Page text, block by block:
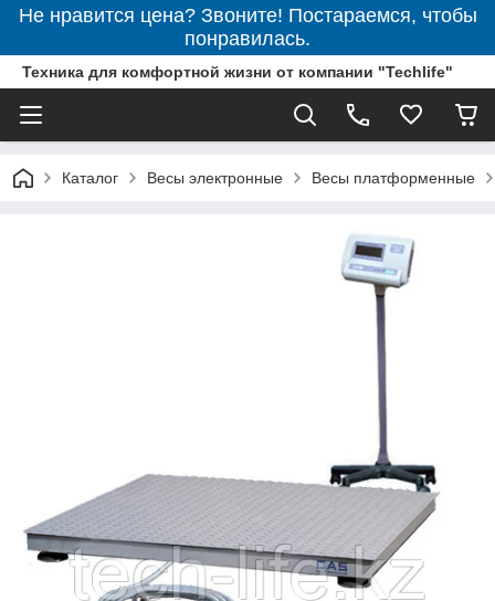
Не нравится цена? Звоните! Постараемся, чтобы
понравилась.
Техника для комфортной жизни от компании "Techlife"
Каталог Весы электронные Весы платформенные